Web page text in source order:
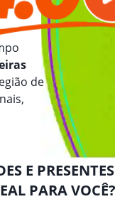
de
E
PARA VOCÊ?